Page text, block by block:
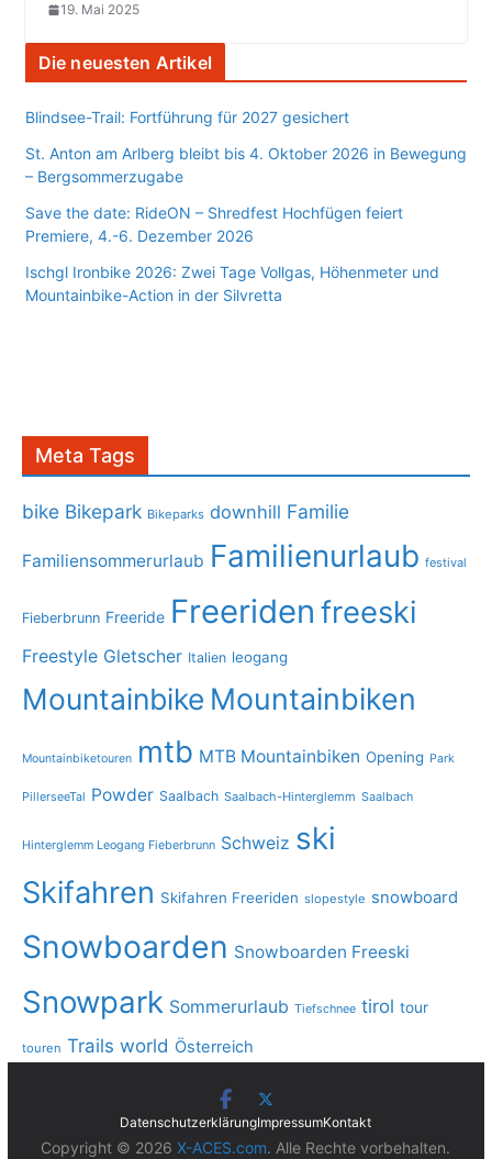
19. Mai 2025
Die neuesten Artikel
Blindsee-Trail: Fortführung für 2027 gesichert
St. Anton am Arlberg bleibt bis 4. Oktober 2026 in Bewegung
– Bergsommerzugabe
Save the date: RideON – Shredfest Hochfügen feiert
Premiere, 4.-6. Dezember 2026
Ischgl Ironbike 2026: Zwei Tage Vollgas, Höhenmeter und
Mountainbike-Action in der Silvretta
Meta Tags
bike Bikepark Bikeparks downhill Familie
Familiensommerurlaub Familienurlaub festival
Fieberbrunn Freeride Freeriden freeski
Freestyle Gletscher Italien leogang
Mountainbike Mountainbiken
Mountainbiketouren mtb MTB Mountainbiken Opening Park
PillerseeTal Powder Saalbach Saalbach-Hinterglemm Saalbach
Hinterglemm Leogang Fieberbrunn Schweiz ski
Skifahren Skifahren Freeriden slopestyle snowboard
Snowboarden Snowboarden Freeski
Snowpark Sommerurlaub Tiefschnee tirol tour
touren Trails world Österreich
DatenschutzerklärungImpressumKontakt
Copyright © 2026X-ACES.com. Alle Rechte vorbehalten.